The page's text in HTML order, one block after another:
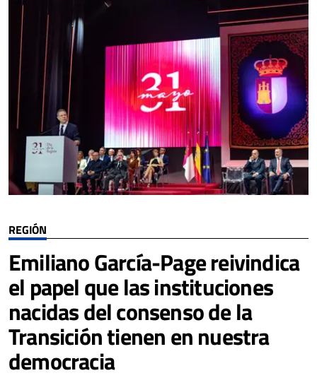
REGIÓN
Emiliano García-Page reivindica
el papel que las instituciones
nacidas del consenso de la
Transición tienen en nuestra
democracia